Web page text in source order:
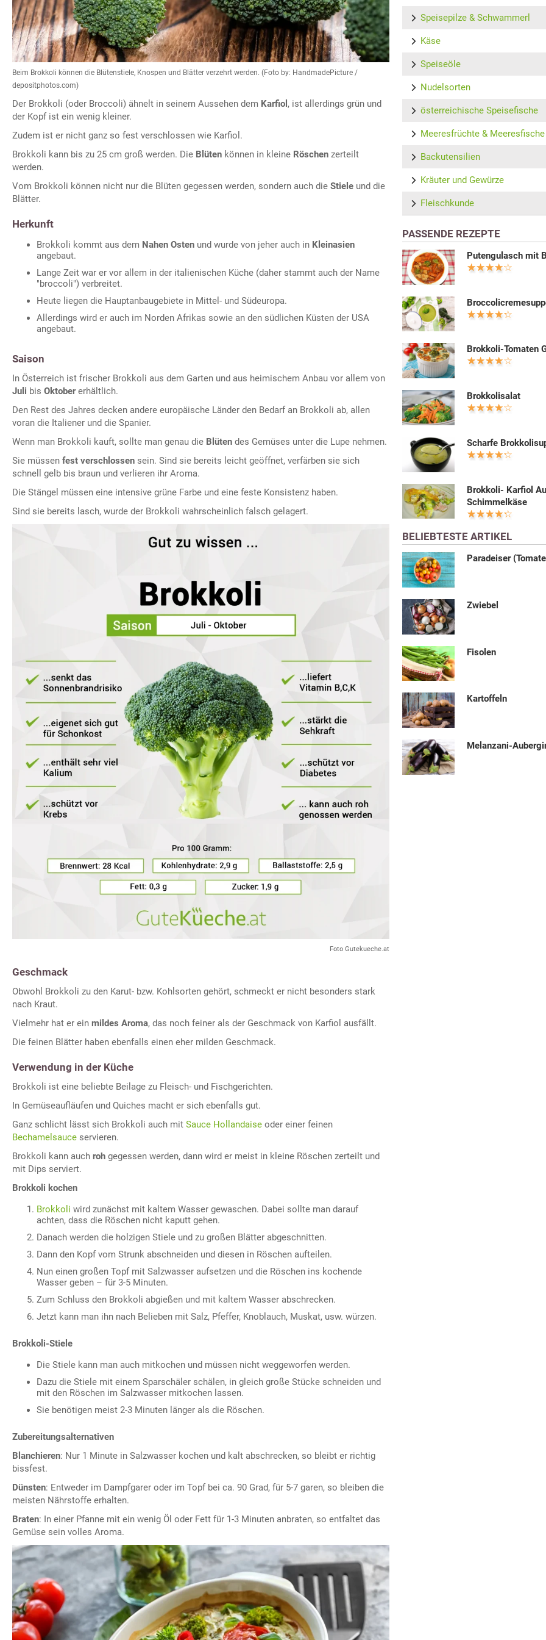
Beim Brokkoli können die Blütenstiele, Knospen und Blätter verzehrt werden. (Foto by: HandmadePicture /
depositphotos.com)
Der Brokkoli (oder Broccoli) ähnelt in seinem Aussehen dem Karfiol , ist allerdings grün und
der Kopf ist ein wenig kleiner.
Zudem ist er nicht ganz so fest verschlossen wie Karfiol.
Brokkoli kann bis zu 25 cm groß werden. Die Blüten können in kleine Röschen zerteilt
werden.
Vom Brokkoli können nicht nur die Blüten gegessen werden, sondern auch die Stiele und die
Blätter.
Herkunft
Brokkoli kommt aus dem Nahen Osten und wurde von jeher auch in Kleinasien
angebaut.
Lange Zeit war er vor allem in der italienischen Küche (daher stammt auch der Name
"broccoli") verbreitet.
Heute liegen die Hauptanbaugebiete in Mittel- und Südeuropa.
Allerdings wird er auch im Norden Afrikas sowie an den südlichen Küsten der USA
angebaut.
Saison
In Österreich ist frischer Brokkoli aus dem Garten und aus heimischem Anbau vor allem von
Juli bis Oktobererhältlich.
Den Rest des Jahres decken andere europäische Länder den Bedarf an Brokkoli ab, allen
voran die Italiener und die Spanier.
Wenn man Brokkoli kauft, sollte man genau die Blüten des Gemüses unter die Lupe nehmen.
Sie müssen fest verschlossen sein. Sind sie bereits leicht geöffnet, verfärben sie sich
schnell gelb bis braun und verlieren ihr Aroma.
Die Stängel müssen eine intensive grüne Farbe und eine feste Konsistenz haben.
Sind sie bereits lasch, wurde der Brokkoli wahrscheinlich falsch gelagert.
Foto Gutekueche.at
Geschmack
Obwohl Brokkoli zu den Karut- bzw. Kohlsorten gehört, schmeckt er nicht besonders stark
nach Kraut.
Vielmehr hat er ein mildes Aroma, das noch feiner als der Geschmack von Karfiol ausfällt.
Die feinen Blätter haben ebenfalls einen eher milden Geschmack.
Verwendung in der Küche
Brokkoli ist eine beliebte Beilage zu Fleisch- und Fischgerichten.
In Gemüseaufläufen und Quiches macht er sich ebenfalls gut.
Ganz schlicht lässt sich Brokkoli auch mit Sauce Hollandaise oder einer feinen
Bechamelsauce servieren.
Brokkoli kann auch roh gegessen werden, dann wird er meist in kleine Röschen zerteilt und
mit Dips serviert.
Brokkoli kochen
Brokkoli wird zunächst mit kaltem Wasser gewaschen. Dabei sollte man darauf
achten, dass die Röschen nicht kaputt gehen.
Danach werden die holzigen Stiele und zu großen Blätter abgeschnitten.
Dann den Kopf vom Strunk abschneiden und diesen in Röschen aufteilen.
Nun einen großen Topf mit Salzwasser aufsetzen und die Röschen ins kochende
Wasser geben – für 3-5 Minuten.
Zum Schluss den Brokkoli abgießen und mit kaltem Wasser abschrecken.
Jetzt kann man ihn nach Belieben mit Salz, Pfeffer, Knoblauch, Muskat, usw. würzen.
Brokkoli-Stiele
Die Stiele kann man auch mitkochen und müssen nicht weggeworfen werden.
Dazu die Stiele mit einem Sparschäler schälen, in gleich große Stücke schneiden und
mit den Röschen im Salzwasser mitkochen lassen.
Sie benötigen meist 2-3 Minuten länger als die Röschen.
Zubereitungsalternativen
Blanchieren: Nur 1 Minute in Salzwasser kochen und kalt abschrecken, so bleibt er richtig
bissfest.
Dünsten: Entweder im Dampfgarer oder im Topf bei ca. 90 Grad, für 5-7 garen, so bleiben die
meisten Nährstoffe erhalten.
Braten: In einer Pfanne mit ein wenig Öl oder Fett für 1-3 Minuten anbraten, so entfaltet das
Gemüse sein volles Aroma.
Speisepilze & Schwammerl
Käse
Speiseöle
Nudelsorten
österreichische Speisefische
Meeresfrüchte & Meeresfische
Backutensilien
Kräuter und Gewürze
Fleischkunde
PASSENDE REZEPTE
Putengulasch mit
Brokkoli-Tomaten
Brokkolisalat
Scharfe
Brokkoli- Karfiol
Schimmelkäse
BELIEBTESTE ARTIKEL
Paradeiser
Zwiebel
Fisolen
Kartoffeln
Melanzani-